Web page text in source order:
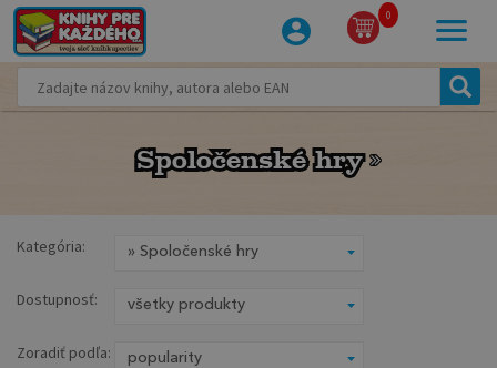
0
Spoločenské hry
Spoločenské hry
Kategória:
Dostupnosť:
Zoradiť podľa: